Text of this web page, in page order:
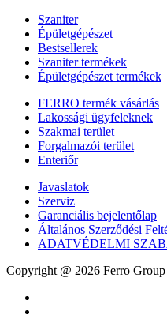
Szaniter
Épületgépészet
Bestsellerek
Szaniter termékek
Épületgépészet termékek
FERRO termék vásárlás
Lakossági ügyfeleknek
Szakmai terület
Forgalmazói terület
Enteriőr
Javaslatok
Szerviz
Garanciális bejelentőlap
Általános Szerződési
ADATVÉDELMI
Copyright @ 2026 Ferro Group